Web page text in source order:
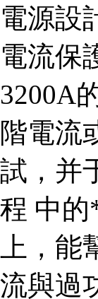
電源設
電流保
3200A
階電流
試，并
程 中的
上，
流與過